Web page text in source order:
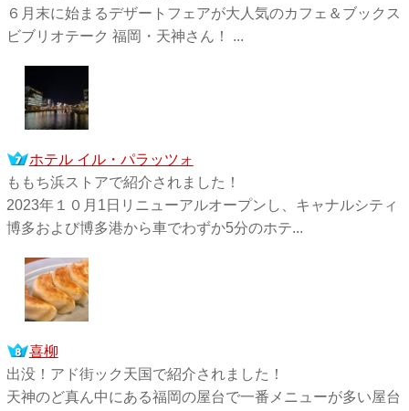
６月末に始まるデザートフェアが大人気のカフェ＆ブックス
ビブリオテーク 福岡・天神さん！ ...
ホテル イル・パラッツォ
ももち浜ストアで紹介されました！
2023年１０月1日リニューアルオープンし、キャナルシティ
博多および博多港から車でわずか5分のホテ...
喜柳
出没！アド街ック天国で紹介されました！
天神のど真ん中にある福岡の屋台で一番メニューが多い屋台